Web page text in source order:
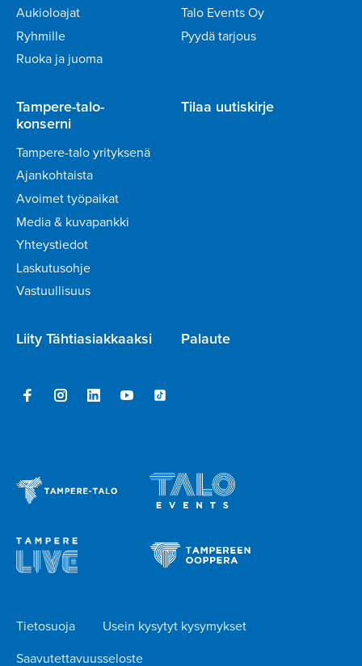
Aukioloajat
Ryhmille
Ruoka ja juoma
Talo Events Oy
Pyydä tarjous
Tampere-talo-
konserni
Tampere-talo yrityksenä
Ajankohtaista
Avoimet työpaikat
Media & kuvapankki
Yhteystiedot
Laskutusohje
Vastuullisuus
Tilaa uutiskirje
Liity Tähtiasiakkaaksi Palaute
Tietosuoja
Usein kysytyt kysymykset
Saavutettavuusseloste